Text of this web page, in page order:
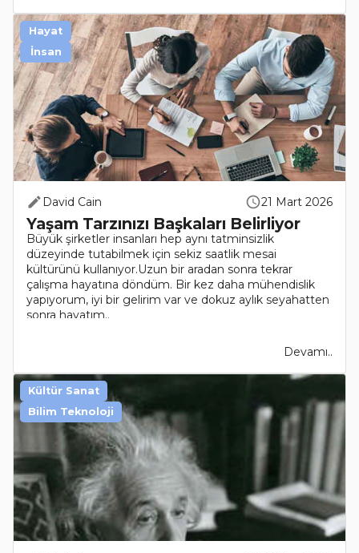
David Cain 21 Mart 2026
Yaşam Tarzınızı Başkaları Belirliyor
Büyük şirketler insanları hep aynı tatminsizlik
düzeyinde tutabilmek için sekiz saatlik mesai
kültürünü kullanıyor.Uzun bir aradan sonra tekrar
çalışma hayatına döndüm. Bir kez daha mühendislik
yapıyorum, iyi bir gelirim var ve dokuz aylık seyahatten
sonra hayatım..
Devamı..
Hayat
İnsan
Kültür Sanat
Bilim Teknoloji